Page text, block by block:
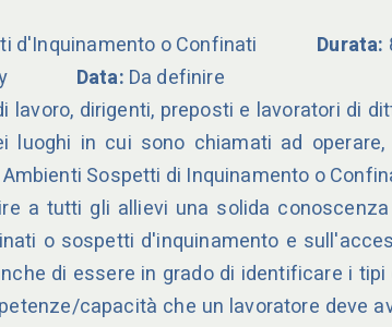
Organizzazione e
Gestione
Ingegneria e Sviluppo
Sostenibile
Fattori Umani e
Organizzativi
d'Inquinamento o Confinati Durata:
Data: Da definire
lavoro, dirigenti, preposti e lavoratori di
luoghi in cui sono chiamati ad
Sospetti di Inquinamento o
a tutti gli allievi una solida
o sospetti d'inquinamento e
di essere in grado di identificare i
capacità che un lavoratore deve